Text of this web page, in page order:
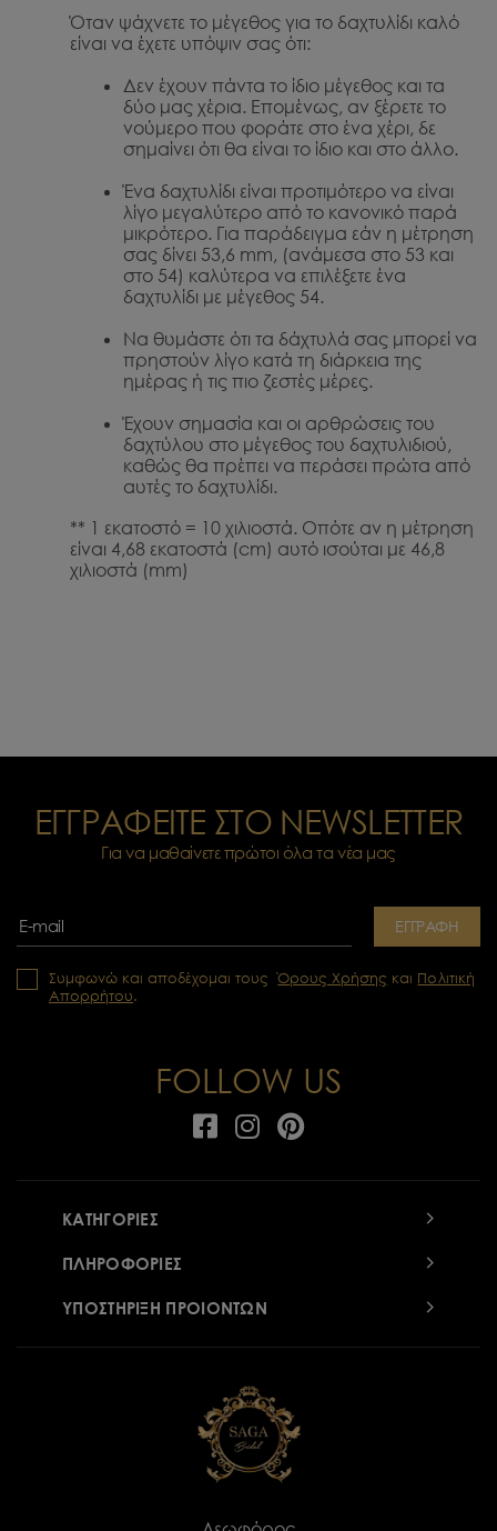
Όταν ψάχνετε το μέγεθος για το δαχτυλίδι καλό
είναι να έχετε υπόψιν σας ότι:
Δεν έχουν πάντα το ίδιο μέγεθος και τα
δύο μας χέρια. Επομένως, αν ξέρετε το
νούμερο που φοράτε στο ένα χέρι, δε
σημαίνει ότι θα είναι το ίδιο και στο άλλο.
Ένα δαχτυλίδι είναι προτιμότερο να είναι
λίγο μεγαλύτερο από το κανονικό παρά
μικρότερο. Για παράδειγμα εάν η μέτρηση
σας δίνει 53,6 mm, (ανάμεσα στο 53 και
στο 54) καλύτερα να επιλέξετε ένα
δαχτυλίδι με μέγεθος 54.
Να θυμάστε ότι τα δάχτυλά σας μπορεί να
πρηστούν λίγο κατά τη διάρκεια της
ημέρας ή τις πιο ζεστές μέρες.
Έχουν σημασία και οι αρθρώσεις του
δαχτύλου στο μέγεθος του δαχτυλιδιού,
καθώς θα πρέπει να περάσει πρώτα από
αυτές το δαχτυλίδι.
** 1 εκατοστό = 10 χιλιοστά. Οπότε αν η μέτρηση
είναι 4,68 εκατοστά (cm) αυτό ισούται με 46,8
χιλιοστά (mm)
ΕΓΓΡΑΦΕΙΤΕ ΣΤΟ NEWSLETTER
Για να μαθαίνετε πρώτοι όλα τα νέα μας
ΕΓΓΡΑΦΗ
Συμφωνώ και αποδέχομαι τουςΌρους Χρήσης και Πολιτική
Απορρήτου.
FOLLOW US
ΚΑΤΗΓΟΡΙΕΣ
ΠΛΗΡΟΦΟΡΙΕΣ
ΥΠΟΣΤΗΡΙΞΗ ΠΡΟΙΟΝΤΩΝ